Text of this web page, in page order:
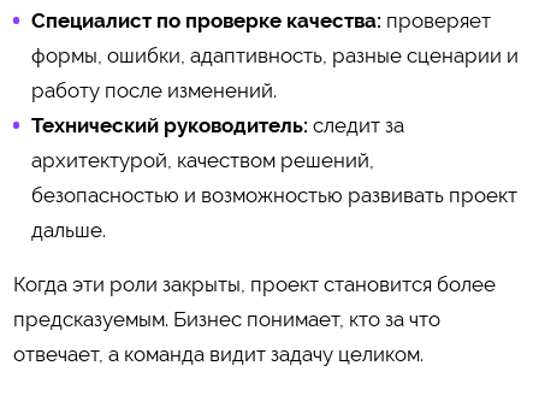
Специалист по проверке качества: проверяет
формы, ошибки, адаптивность, разные сценарии и
работу после изменений.
Технический руководитель: следит за
архитектурой, качеством решений,
безопасностью и возможностью развивать проект
дальше.
Когда эти роли закрыты, проект становится более
предсказуемым. Бизнес понимает, кто за что
отвечает, а команда видит задачу целиком.